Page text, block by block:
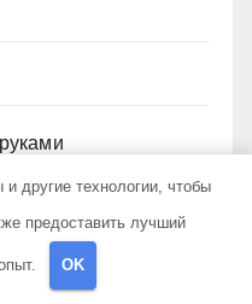
другие технологии, чтобы
предоставить лучший
OK